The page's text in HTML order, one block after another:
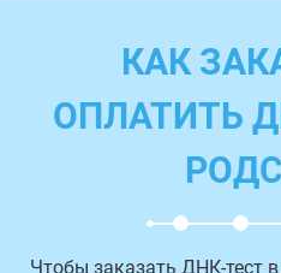
КАК
ОПЛАТИТЬ
Чтобы заказать ДНК-тест